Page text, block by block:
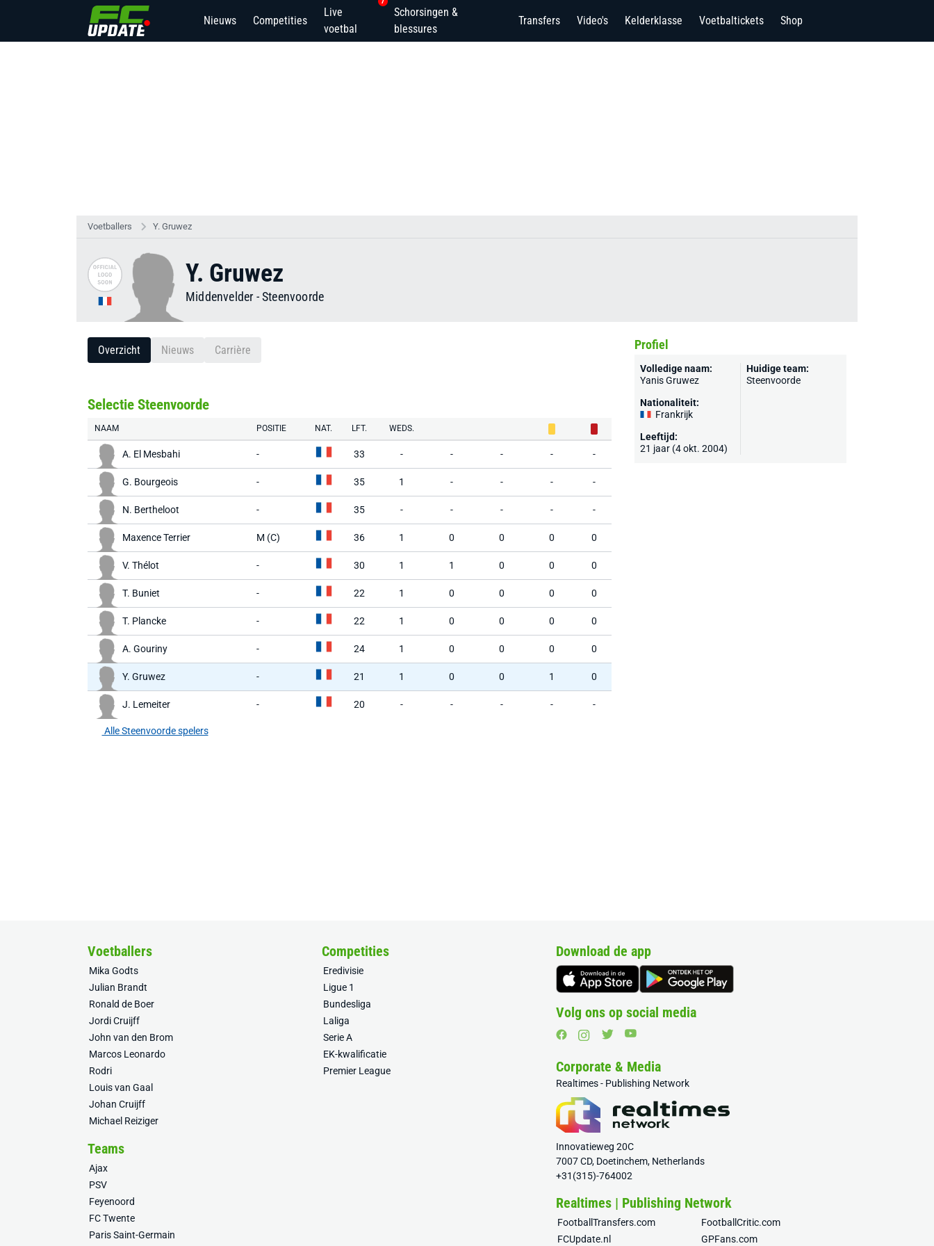
Nieuws Competities
Live
voetbal
Schorsingen &
blessures
Transfers Video's Kelderklasse Voetbaltickets Shop
Voetballers Y. Gruwez
Y. Gruwez
Middenvelder -Steenvoorde
Overzicht Nieuws Carrière
Selectie Steenvoorde
NAAM POSITIE NAT. LFT. WEDS.
A. El Mesbahi - 33 - - - - -
G. Bourgeois - 35 1 - - - -
N. Bertheloot - 35 - - - - -
Maxence Terrier M (C) 36 1 0 0 0 0
V. Thélot - 30 1 1 0 0 0
T. Buniet - 22 1 0 0 0 0
T. Plancke - 22 1 0 0 0 0
A. Gouriny - 24 1 0 0 0 0
Y. Gruwez - 21 1 0 0 1 0
J. Lemeiter - 20 - - - - -
Alle Steenvoorde spelers
Profiel
Volledige naam:
Yanis Gruwez
Nationaliteit:
Frankrijk
Leeftijd:
21 jaar (4 okt. 2004)
Huidige team:
Steenvoorde
Voetballers
Mika Godts
Julian Brandt
Ronald de Boer
Jordi Cruijff
John van den Brom
Marcos Leonardo
Rodri
Louis van Gaal
Johan Cruijff
Michael Reiziger
Competities
Eredivisie
Ligue 1
Bundesliga
Laliga
Serie A
EK-kwalificatie
Premier League
Teams
Ajax
PSV
Feyenoord
FC Twente
Paris Saint-Germain
Download de app
Volg ons op social media
Corporate & Media
Realtimes - Publishing Network
Innovatieweg 20C
7007 CD, Doetinchem, Netherlands
+31(315)-764002
Realtimes | Publishing Network
FootballTransfers.com
FootballCritic.com
FCUpdate.nl
GPFans.com